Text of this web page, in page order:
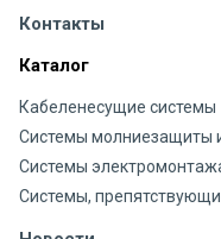
Контакты
Каталог
Кабеленесущие системы
Системы молниезащиты
Системы
Системы,